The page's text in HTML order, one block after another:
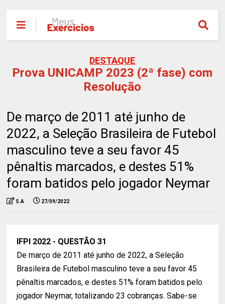
DESTAQUE
Prova UNICAMP 2023 (2ª fase) com
Resolução
De março de 2011 até junho de
2022, a Seleção Brasileira de Futebol
masculino teve a seu favor 45
pênaltis marcados, e destes 51%
foram batidos pelo jogador Neymar
S.A 27/09/2022
IFPI 2022 - QUESTÃO 31
De março de 2011 até junho de 2022, a Seleção
Brasileira de Futebol masculino teve a seu favor 45
pênaltis marcados, e destes 51% foram batidos pelo
jogador Neymar, totalizando 23 cobranças. Sabe-se